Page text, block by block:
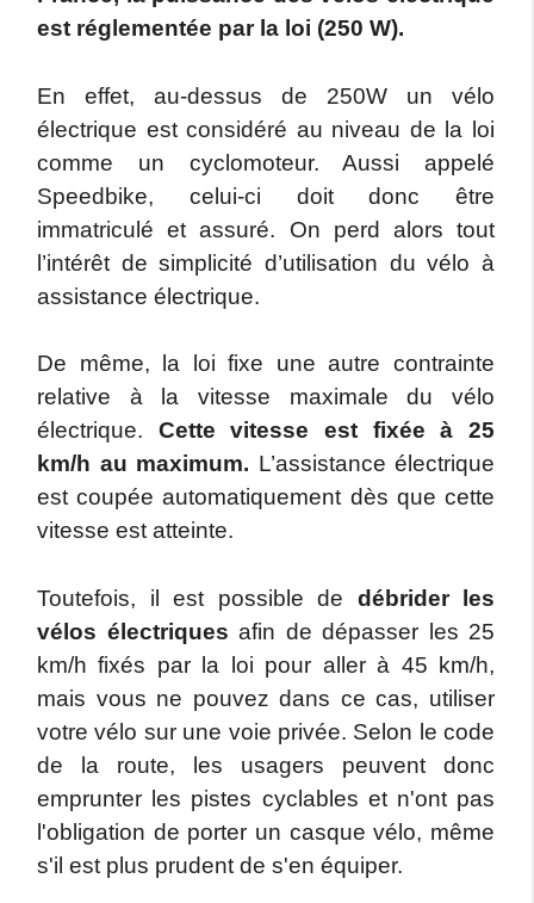
est réglementée par la loi (250 W).
En effet, au-dessus de 250W un vélo
électrique est considéré au niveau de la loi
comme un cyclomoteur. Aussi appelé
Speedbike, celui-ci doit donc être
immatriculé et assuré. On perd alors tout
l’intérêt de simplicité d’utilisation du vélo à
assistance électrique.
De même, la loi fixe une autre contrainte
relative à la vitesse maximale du vélo
électrique. Cette vitesse est fixée à 25
km/h au maximum. L’assistance électrique
est coupée automatiquement dès que cette
vitesse est atteinte.
Toutefois, il est possible de débrider les
vélos électriques afin de dépasser les 25
km/h fixés par la loi pour aller à 45 km/h,
mais vous ne pouvez dans ce cas, utiliser
votre vélo sur une voie privée. Selon le code
de la route, les usagers peuvent donc
emprunter les pistes cyclables et n'ont pas
l'obligation de porter un casque vélo, même
s'il est plus prudent de s'en équiper.